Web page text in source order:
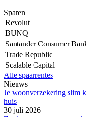
Sparen
Revolut
BUNQ
Santander Consumer
Trade Republic
Scalable Capital
Alle spaarrentes
Nieuws
Je woonverzekering slim
huis
30 juli 2026